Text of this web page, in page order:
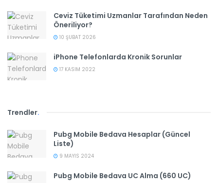
Ceviz Tüketimi Uzmanlar Tarafından Neden
Öneriliyor?
10 ŞUBAT 2026
iPhone Telefonlarda Kronik Sorunlar
17 KASIM 2022
Trendler.
Pubg Mobile Bedava Hesaplar (Güncel
Liste)
9 MAYIS 2024
Pubg Mobile Bedava UC Alma (660 UC)